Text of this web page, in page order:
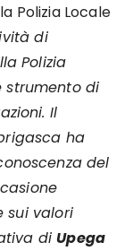
Polizia Locale
di
Polizia
strumento di
Il
ha
del
sui valori
diUpega